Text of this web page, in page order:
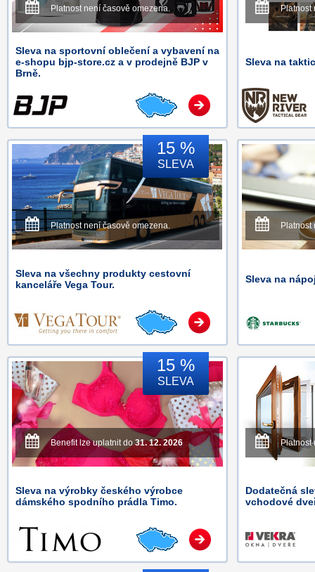
Platnost není časově omezena.
Sleva na sportovní oblečení a vybavení na
e-shopu bjp-store.cz a v prodejně BJP v
Brně.
Platnost
Sleva na
15 %
SLEVA
Platnost není časově omezena.
Sleva na všechny produkty cestovní
kanceláře Vega Tour.
Platnost
Sleva na
15 %
SLEVA
Benefit lze uplatnit do31. 12. 2026
Sleva na výrobky českého výrobce
dámského spodního prádla Timo.
Platnost
Dodatečná
vchodové